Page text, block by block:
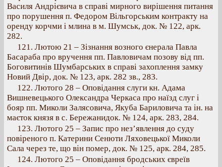
Василя Андрієвича в справі мирного вирішення питання
про порушення п. Федором Вільгорським контракту на
оренду корчми і млина в м. Шумськ, док. № 122, арк.
282.
121. Лютою 21 – Зізнання возного єнерала Павла
Басараба про вручення пп. Павловичам позову від пп.
Боговитинів Шумбарських в справі захоплення замку
Новий Двір, док. № 123, арк. 282 зв., 283.
122. Лютого 28 – Оповідання слуги кн. Адама
Вишневецького Олександра Черкаса про наїзд слуг і
бояр пп. Миколи Залясовича, Якуба Бариловича та ін. на
маєток князя в с. Бережанидок. № 124, арк. 283, 284.
123. Лютого 25 – Запис про нез’явлення до суду
повіреного п. Катерини Сенюти Ляховецької Миколи
Сала через те, що він помер, док. № 125, арк. 284, 285.
124. Лютого 25 – Оповідання бродських євреїв